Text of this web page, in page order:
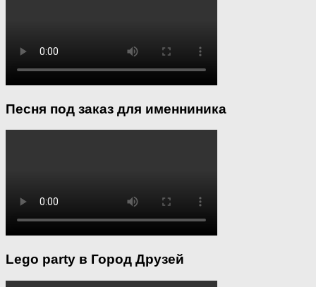
Песня под заказ для именниника
Lego party в Город Друзей